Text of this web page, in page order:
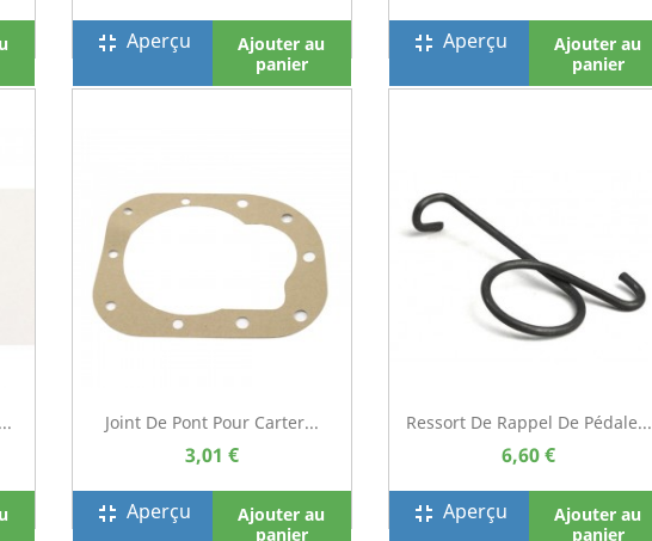
fullscreen_exit Aperçu
Ajouter au
panier
fullscreen_exit Aperçu
Ajouter au
panier
Joint De Pont Pour Carter...
3,01 €
fullscreen_exit Aperçu
Ajouter au
panier
Ressort De Rappel De Pédale...
6,60 €
fullscreen_exit Aperçu
Ajouter au
panier